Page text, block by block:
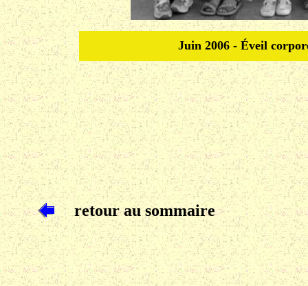
Juin 2006 - Éveil
retour au sommaire